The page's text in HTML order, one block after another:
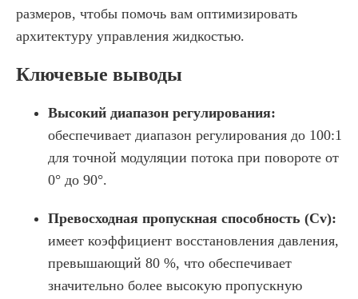
размеров, чтобы помочь вам оптимизировать
архитектуру управления жидкостью.
Ключевые выводы
Высокий диапазон регулирования:
обеспечивает диапазон регулирования до 100:1
для точной модуляции потока при повороте от
0° до 90°.
Превосходная пропускная способность (Cv):
имеет коэффициент восстановления давления,
превышающий 80 %, что обеспечивает
значительно более высокую пропускную